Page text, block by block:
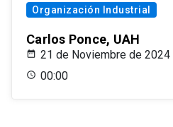
Organización Industrial
Carlos Ponce, UAH
21 de Noviembre de 2024
00:00